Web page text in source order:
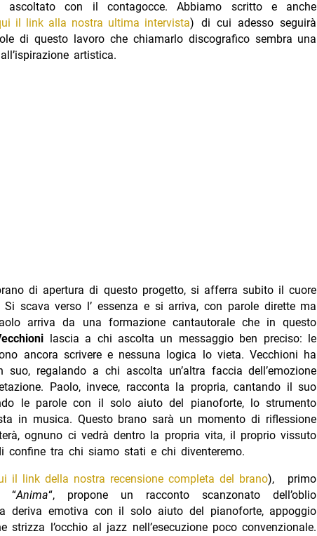
ascoltato con il contagocce. Abbiamo scritto e anche
il link alla nostra ultima intervista) di cui adesso seguirà
di questo lavoro che chiamarlo discografico sembra una
artistica.
di apertura di questo progetto, si afferra subito il cuore
scava verso l’ essenza e si arriva, con parole dirette ma
arriva da una formazione cantautorale che in questo
lascia a chi ascolta un messaggio ben preciso: le
ancora scrivere e nessuna logica lo vieta. Vecchioni ha
regalando a chi ascolta un’altra faccia dell’emozione
Paolo, invece, racconta la propria, cantando il suo
le parole con il solo aiuto del pianoforte, lo strumento
in musica. Questo brano sarà un momento di riflessione
ognuno ci vedrà dentro la propria vita, il proprio vissuto
confine tra chi siamo stati e chi diventeremo.
il link della nostra recensione completa del brano), primo
“Anima“, propone un racconto scanzonato dell’oblio
deriva emotiva con il solo aiuto del pianoforte, appoggio
strizza l’occhio al jazz nell’esecuzione poco convenzionale.